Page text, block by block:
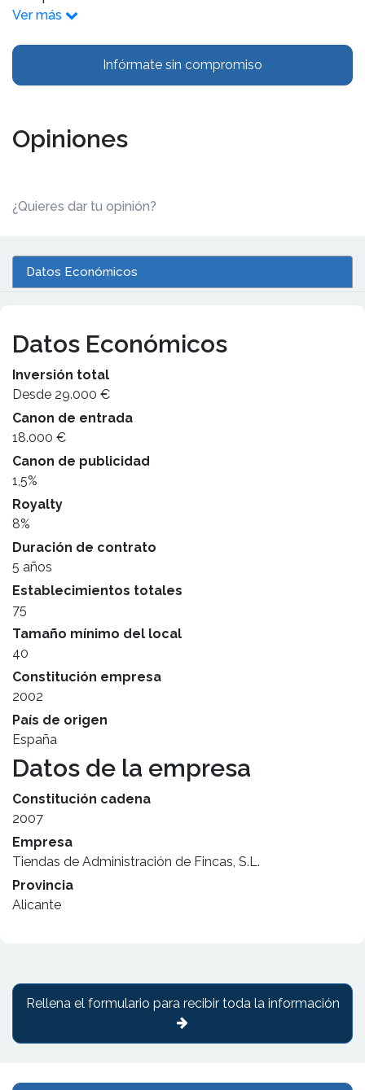
Ver más
Infórmate sin compromiso
Opiniones
¿Quieres dar tu opinión?
Datos Económicos
Datos Económicos
Inversión total
Desde 29.000 €
Canon de entrada
18.000 €
Canon de publicidad
1,5%
Royalty
8%
Duración de contrato
5 años
Establecimientos totales
75
Tamaño mínimo del local
40
Constitución empresa
2002
País de origen
España
Datos de la empresa
Constitución cadena
2007
Empresa
Tiendas de Administración de Fincas, S.L.
Provincia
Alicante